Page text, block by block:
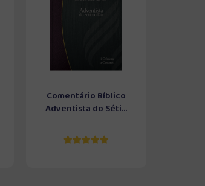
Comentário Bíblico
Adventista do Séti...